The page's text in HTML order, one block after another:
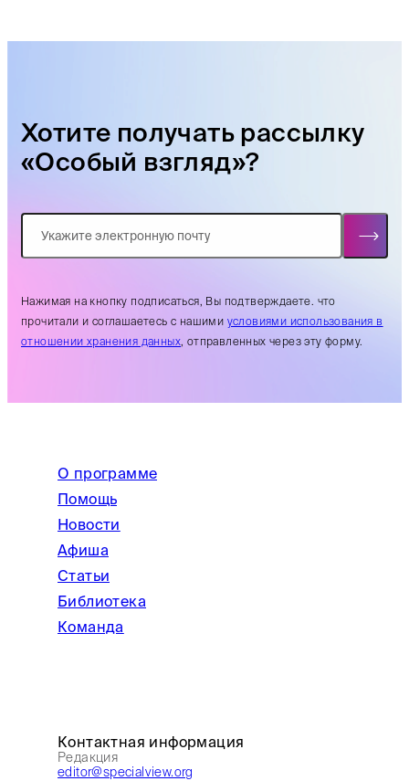
Хотите получать рассылку
«Особый взгляд»?
Нажимая на кнопку подписаться, Вы подтверждаете. что
прочитали и соглашаетесь с нашими условиями использования в
отношении хранения данных, отправленных через эту форму.
О программе
Помощь
Новости
Афиша
Статьи
Библиотека
Команда
Контактная информация
Редакция
editor@specialview.org